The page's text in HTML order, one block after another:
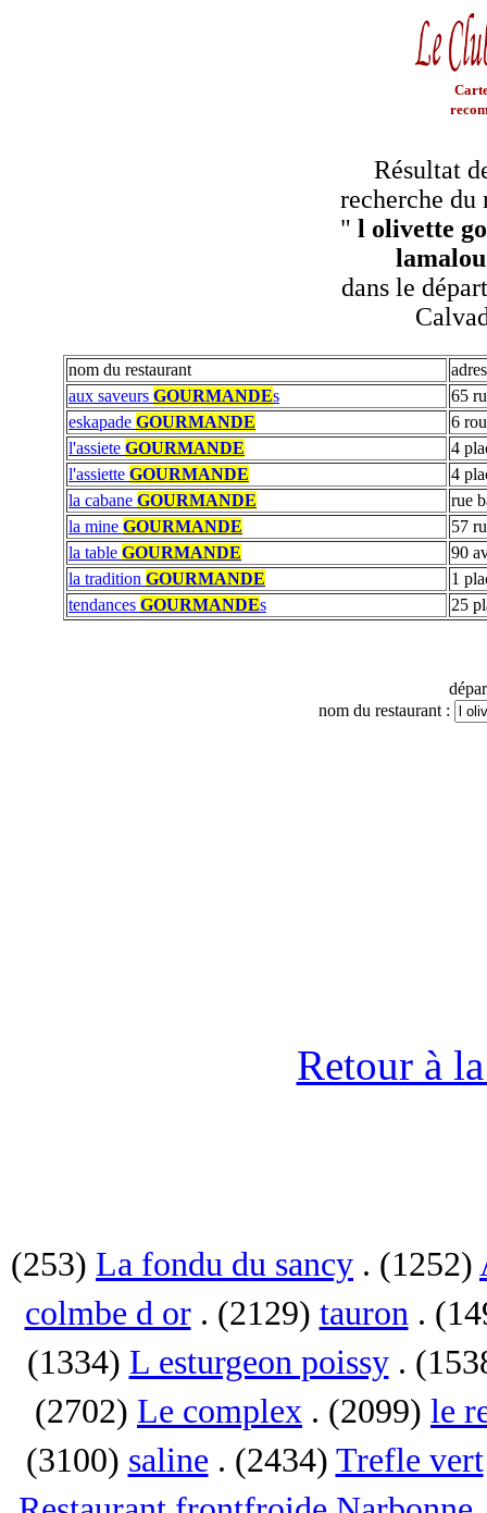
Résultat
recherche du
" l olivette
dans le
nom du restaurant
aux saveurs GOURMANDEs
65
eskapade GOURMANDE
6
l'assiete GOURMANDE
4
l'assiette GOURMANDE
4
la cabane GOURMANDE
rue
la mine GOURMANDE
57
la table GOURMANDE
90
la tradition GOURMANDE
1
tendances GOURMANDEs 25
nom du restaurant :
Retour à
(253) La fondu du sancy . (1252)
colmbe d or. (2129) tauron.
(1334) L esturgeon poissy.
(2702) Le complex . (2099) le
(3100) saline . (2434) Trefle vert